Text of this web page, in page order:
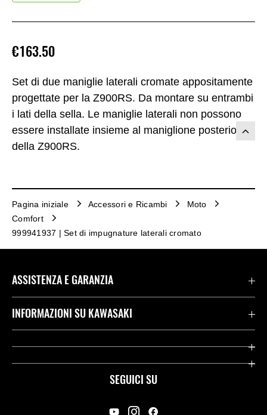
Set di due maniglie laterali cromate appositamente
progettate per la Z900RS. Da montare su entrambi
i lati della sella. Le maniglie laterali non possono
essere installate insieme al maniglione posteriore
della Z900RS.
€163.50
Pagina iniziale Accessori e Ricambi
Moto
Comfort
999941937 | Set di impugnature laterali cromato
SEGUICI SU
ASSISTENZA E GARANZIA
Assistenza Stradale Kawasaki
Kawasaki Care
INFORMAZIONI SU KAWASAKI
Società